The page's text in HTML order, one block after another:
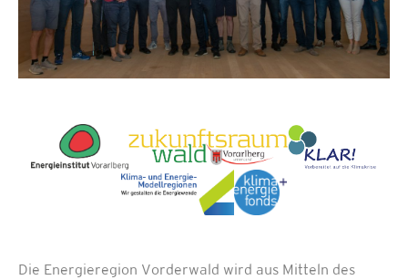
Die Energieregion Vorderwald wird aus Mitteln des